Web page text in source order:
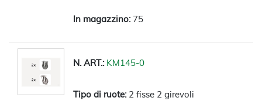
75
KM145-0
2 fisse 2 girevoli